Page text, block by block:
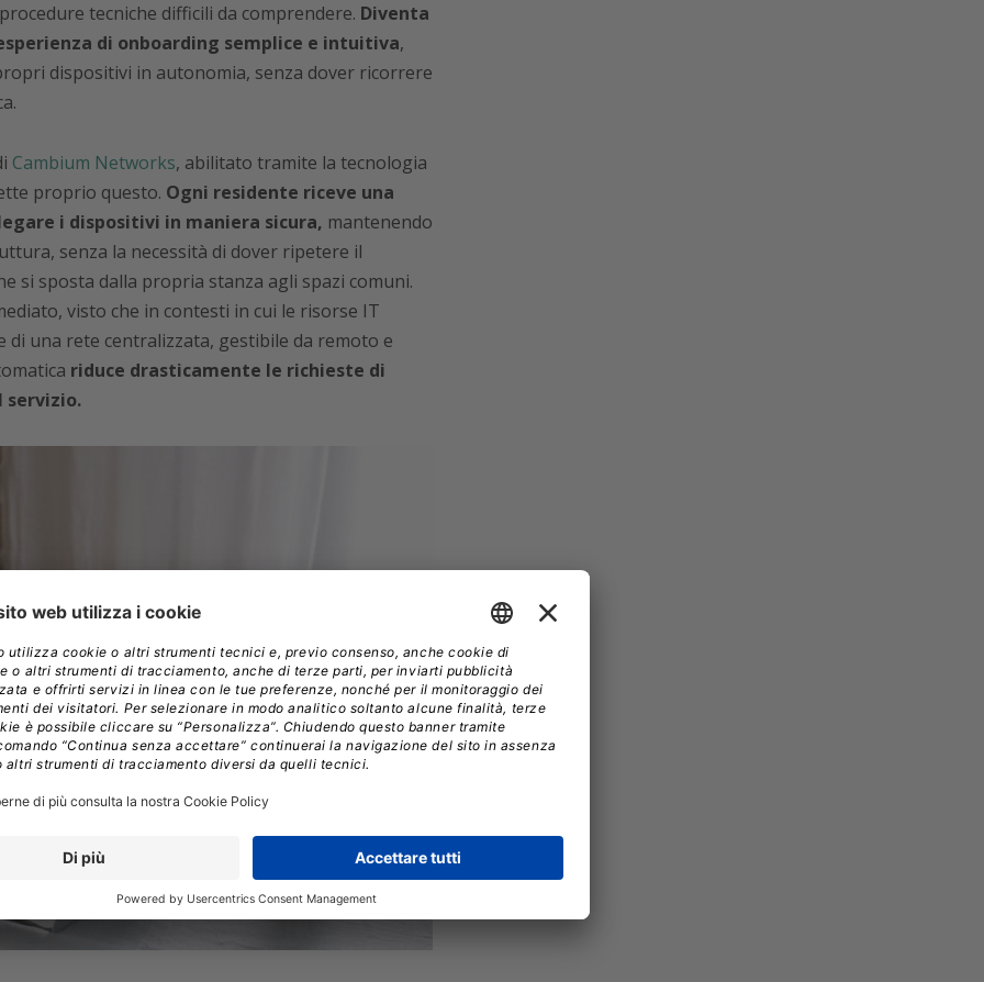
tecniche difficili da comprendere. Diventa
di onboarding semplice e intuitiva,
dispositivi in autonomia, senza dover ricorrere
Cambium Networks, abilitato tramite la tecnologia
proprio questo. Ogni residente riceve una
i dispositivi in maniera sicura, mantenendo
senza la necessità di dover ripetere il
si sposta dalla propria stanza agli spazi comuni.
visto che in contesti in cui le risorse IT
una rete centralizzata, gestibile da remoto e
riduce drasticamente le richieste di
servizio.